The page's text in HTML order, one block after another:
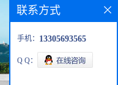
联系方式
手机： 13305693565
Q Q：